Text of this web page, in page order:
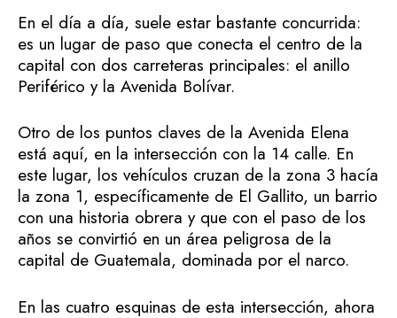
En el día a día, suele estar bastante concurrida:
es un lugar de paso que conecta el centro de la
capital con dos carreteras principales: el anillo
Periférico y la Avenida Bolívar.
Otro de los puntos claves de la Avenida Elena
está aquí, en la intersección con la 14 calle. En
este lugar, los vehículos cruzan de la zona 3 hacía
la zona 1, específicamente de El Gallito, un barrio
con una historia obrera y que con el paso de los
años se convirtió en un área peligrosa de la
capital de Guatemala, dominada por el narco.
En las cuatro esquinas de esta intersección, ahora